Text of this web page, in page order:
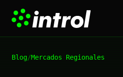
Blog/Mercados Regionales